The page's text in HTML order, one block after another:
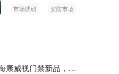
市场调研
安防市场
康威视门禁新品，不